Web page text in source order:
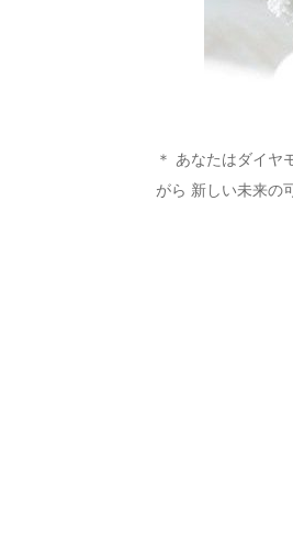
＊ あなたはダイ
がら 新しい未来